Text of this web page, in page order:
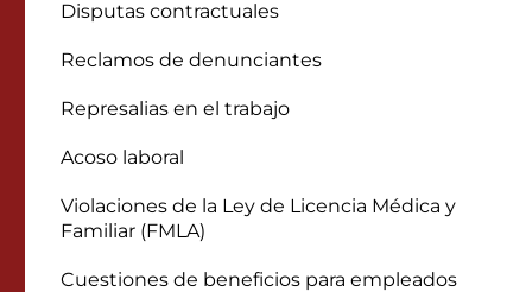
Disputas contractuales
Reclamos de denunciantes
Represalias en el trabajo
Acoso laboral
Violaciones de la Ley de Licencia Médica y
Familiar (FMLA)
Cuestiones de beneficios para empleados